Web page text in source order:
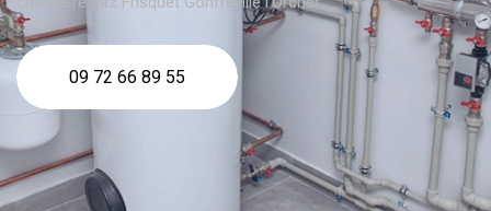
09 72 66 89 55